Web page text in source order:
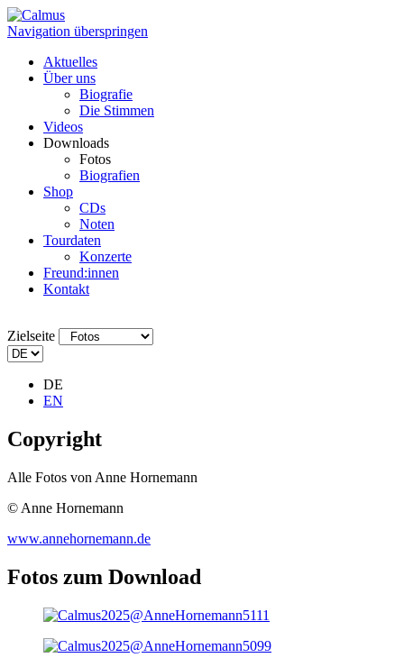
Navigation überspringen
Aktuelles
Über uns
Biografie
Die Stimmen
Videos
Downloads
Fotos
Biografien
Shop
CDs
Noten
Tourdaten
Konzerte
Freund:innen
Kontakt
Zielseite
DE
EN
Copyright
Alle Fotos von Anne Hornemann
© Anne Hornemann
www.annehornemann.de
Fotos zum Download